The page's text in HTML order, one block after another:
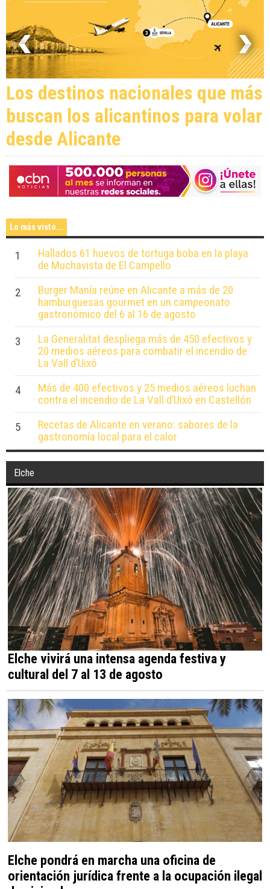
Los destinos nacionales que más
buscan los alicantinos para volar
desde Alicante
Lo más visto...
1
Hallados 61 huevos de tortuga boba en la playa
de Muchavista de El Campello
2
Burger Manía reúne en Alicante a más de 20
hamburguesas gourmet en un campeonato
gastronómico del 6 al 16 de agosto
3
La Generalitat despliega más de 450 efectivos y
20 medios aéreos para combatir el incendio de
La Vall d’Uixó
4
Más de 400 efectivos y 25 medios aéreos luchan
contra el incendio de La Vall d’Uixó en Castellón
5
Recetas de Alicante en verano: sabores de la
gastronomía local para el calor
Elche
Elche vivirá una intensa agenda festiva y
cultural del 7 al 13 de agosto
Elche pondrá en marcha una oficina de
orientación jurídica frente a la ocupación ilegal